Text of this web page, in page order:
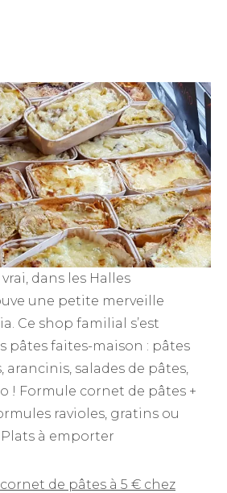
dans les Halles
une petite merveille
Ce shop familial s’est
pâtes faites-maison : pâtes
arancinis, salades de pâtes,
! Formule cornet de pâtes +
ravioles, gratins ou
Plats à emporter
de pâtes à 5 € chez